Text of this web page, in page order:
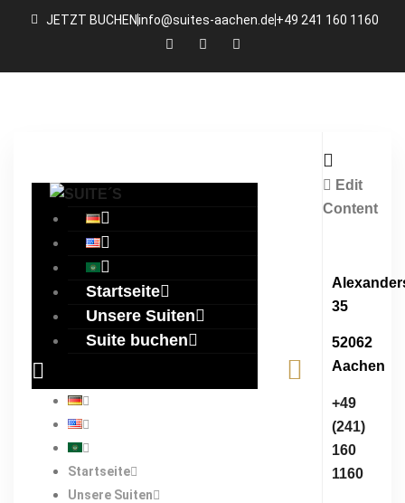
JETZT BUCHEN info@suites-aachen.de+49 241 160 1160
Startseite
Unsere Suiten
Suite buchen
Startseite
Unsere Suiten
Edit
Content
35
52062
Aachen
+49
(241)
160
1160